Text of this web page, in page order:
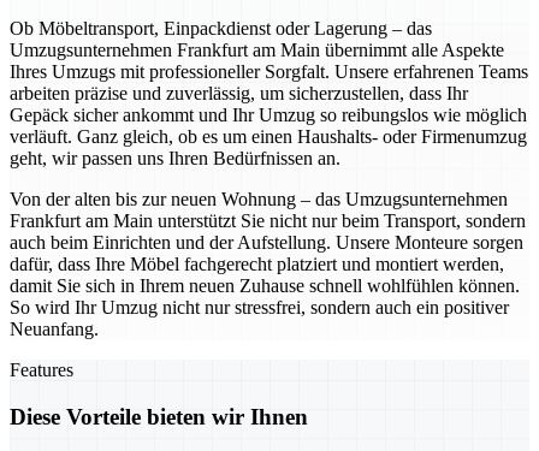
Ob Möbeltransport, Einpackdienst oder Lagerung – das
Umzugsunternehmen Frankfurt am Main übernimmt alle Aspekte
Ihres Umzugs mit professioneller Sorgfalt. Unsere erfahrenen Teams
arbeiten präzise und zuverlässig, um sicherzustellen, dass Ihr
Gepäck sicher ankommt und Ihr Umzug so reibungslos wie möglich
verläuft. Ganz gleich, ob es um einen Haushalts- oder Firmenumzug
geht, wir passen uns Ihren Bedürfnissen an.
Von der alten bis zur neuen Wohnung – das Umzugsunternehmen
Frankfurt am Main unterstützt Sie nicht nur beim Transport, sondern
auch beim Einrichten und der Aufstellung. Unsere Monteure sorgen
dafür, dass Ihre Möbel fachgerecht platziert und montiert werden,
damit Sie sich in Ihrem neuen Zuhause schnell wohlfühlen können.
So wird Ihr Umzug nicht nur stressfrei, sondern auch ein positiver
Neuanfang.
Features
Diese Vorteile bieten wir Ihnen